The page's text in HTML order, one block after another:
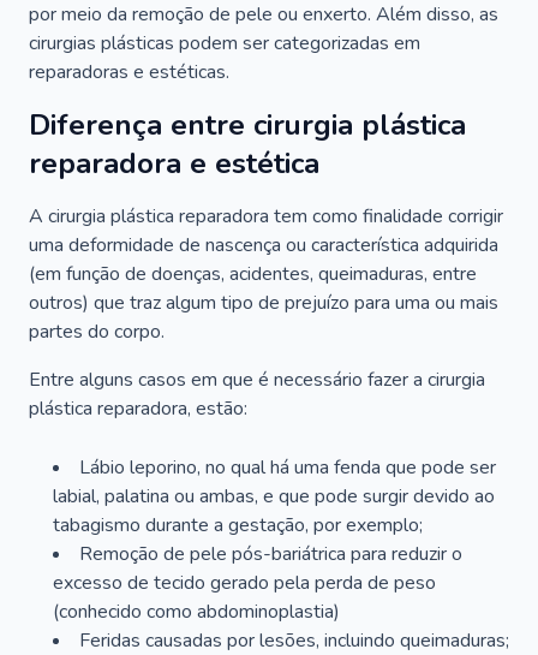
por meio da remoção de pele ou enxerto. Além disso, as
cirurgias plásticas podem ser categorizadas em
reparadoras e estéticas.
Diferença entre cirurgia plástica
reparadora e estética
A cirurgia plástica reparadora tem como finalidade corrigir
uma deformidade de nascença ou característica adquirida
(em função de doenças, acidentes, queimaduras, entre
outros) que traz algum tipo de prejuízo para uma ou mais
partes do corpo.
Entre alguns casos em que é necessário fazer a cirurgia
plástica reparadora, estão:
Lábio leporino, no qual há uma fenda que pode ser
labial, palatina ou ambas, e que pode surgir devido ao
tabagismo durante a gestação, por exemplo;
Remoção de pele pós-bariátrica para reduzir o
excesso de tecido gerado pela perda de peso
(conhecido como abdominoplastia)
Feridas causadas por lesões, incluindo queimaduras;